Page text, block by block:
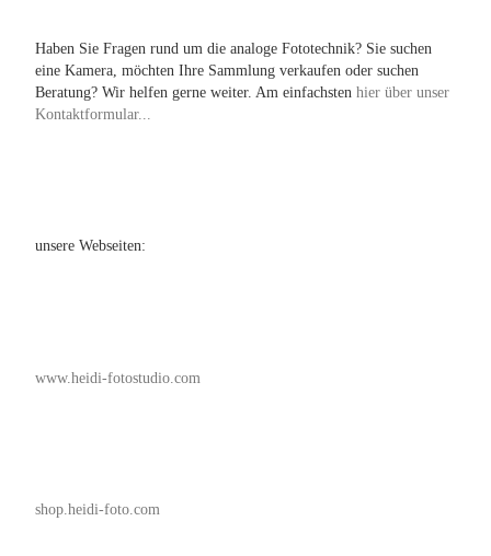
Haben Sie Fragen rund um die analoge Fototechnik? Sie suchen
eine Kamera, möchten Ihre Sammlung verkaufen oder suchen
Beratung? Wir helfen gerne weiter. Am einfachsten hier über unser
Kontaktformular...
unsere Webseiten:
www.heidi-fotostudio.com
shop.heidi-foto.com